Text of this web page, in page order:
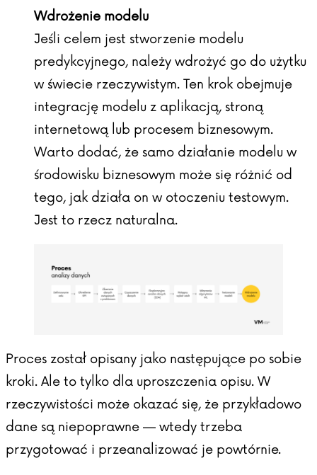
Wdrożenie modelu
Jeśli celem jest stworzenie modelu
predykcyjnego, należy wdrożyć go do użytku
w świecie rzeczywistym. Ten krok obejmuje
integrację modelu z aplikacją, stroną
internetową lub procesem biznesowym.
Warto dodać, że samo działanie modelu w
środowisku biznesowym może się różnić od
tego, jak działa on w otoczeniu testowym.
Jest to rzecz naturalna.
Proces został opisany jako następujące po sobie
kroki. Ale to tylko dla uproszczenia opisu. W
rzeczywistości może okazać się, że przykładowo
dane są niepoprawne — wtedy trzeba
przygotować i przeanalizować je powtórnie.